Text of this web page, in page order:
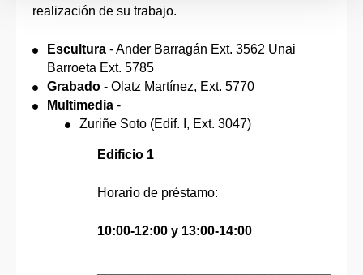
realización de su trabajo.
Escultura - Ander Barragán Ext. 3562 Unai
Barroeta Ext. 5785
Grabado - Olatz Martínez, Ext. 5770
Multimedia -
Zuriñe Soto (Edif. I, Ext. 3047)
Edificio 1
Horario de préstamo:
10:00-12:00 y 13:00-14:00